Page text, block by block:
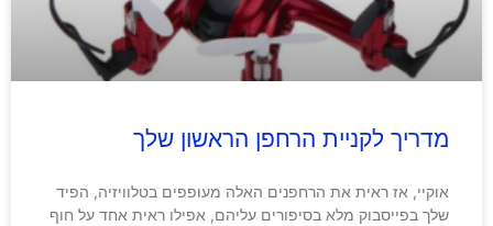
מדריך לקניית הרחפן הראשון שלך
אוקיי, אז ראית את הרחפנים האלה מעופפים בטלוויזיה, הפיד
שלך בפייסבוק מלא בסיפורים עליהם, אפילו ראית אחד על חוף